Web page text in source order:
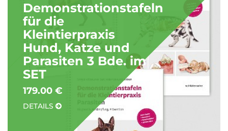
Demonstrationstafeln
für die
Kleintierpraxis
Hund, Katze und
Parasiten 3 Bde. im
SET
179.00 €
DETAILS